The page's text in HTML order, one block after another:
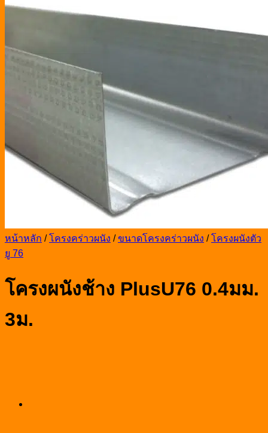
หน้าหลัก / โครงคร่าวผนัง / ขนาดโครงคร่าวผนัง / โครงผนังตัว
ยู 76
โครงผนังช้าง PlusU76 0.4มม.
3ม.